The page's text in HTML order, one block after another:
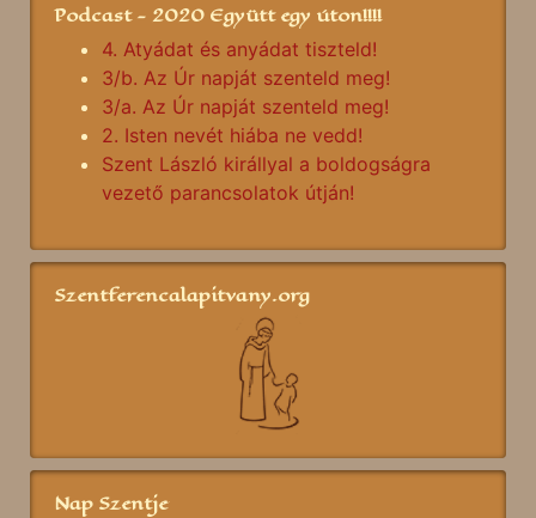
Podcast - 2020 Együtt egy úton!!!!
4. Atyádat és anyádat tiszteld!
3/b. Az Úr napját szenteld meg!
3/a. Az Úr napját szenteld meg!
2. Isten nevét hiába ne vedd!
Szent László királlyal a boldogságra
vezető parancsolatok útján!
Szentferencalapitvany.org
Nap Szentje